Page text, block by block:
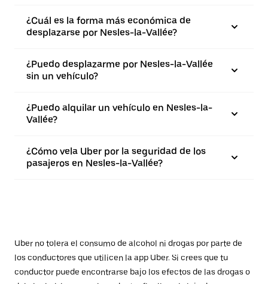
¿Cuál es la forma más económica de
desplazarse por Nesles-la-Vallée?
¿Puedo desplazarme por Nesles-la-Vallée
sin un vehículo?
¿Puedo alquilar un vehículo en Nesles-la-
Vallée?
¿Cómo vela Uber por la seguridad de los
pasajeros en Nesles-la-Vallée?
Uber no tolera el consumo de alcohol ni drogas por parte de
los conductores que utilicen la app Uber. Si crees que tu
conductor puede encontrarse bajo los efectos de las drogas o